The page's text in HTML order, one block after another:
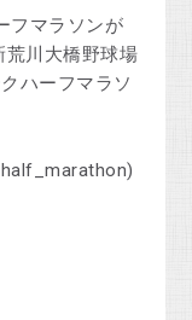
フマラソンが
荒川大橋野球場
ハーフマラソ